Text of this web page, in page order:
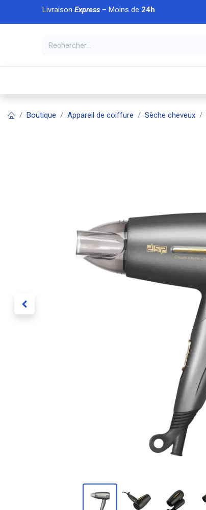
Se rendre au contenu
Livraison Express– Moins de 24h
À DÉCOUVRIR
Boutique Appareil de coiffure Sèche cheveux